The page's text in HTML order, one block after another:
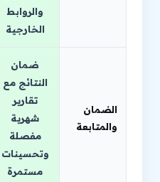
والروابط
الخارجية
الضمان
والمتابعة
ضمان
النتائج مع
تقارير
شهرية
مفصلة
وتحسينات
مستمرة